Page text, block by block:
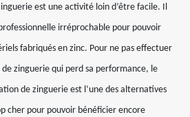
est une activité loin d’être facile. Il
irréprochable pour pouvoir
fabriqués en zinc. Pour ne pas effectuer
zinguerie qui perd sa performance, le
de zinguerie est l’une des alternatives
cher pour pouvoir bénéficier encore